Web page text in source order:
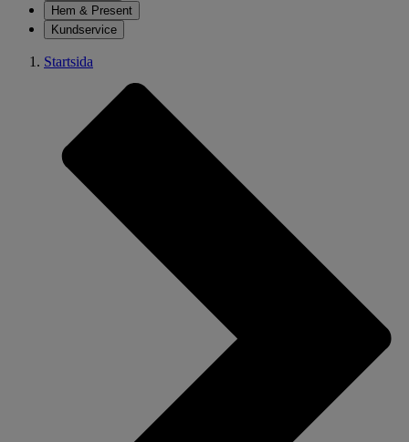
Hem & Present
Kundservice
Startsida